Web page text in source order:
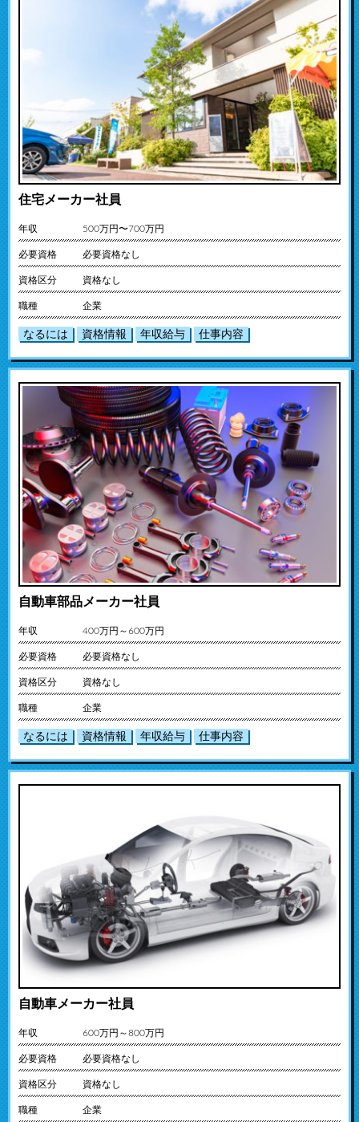
住宅メーカー社員
年収 500万円〜700万円
必要資格 必要資格なし
資格区分 資格なし
職種 企業
なるには 資格情報 年収給与 仕事内容
自動車部品メーカー社員
年収 400万円～600万円
必要資格 必要資格なし
資格区分 資格なし
職種 企業
なるには 資格情報 年収給与 仕事内容
自動車メーカー社員
年収 600万円～800万円
必要資格 必要資格なし
資格区分 資格なし
職種 企業